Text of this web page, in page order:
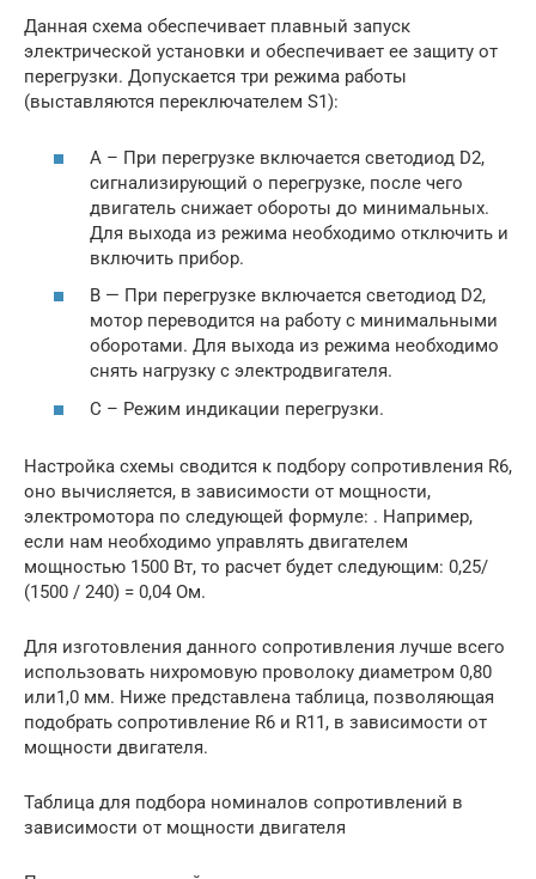
Данная схема обеспечивает плавный запуск
электрической установки и обеспечивает ее защиту от
перегрузки. Допускается три режима работы
(выставляются переключателем S1):
А – При перегрузке включается светодиод D2,
сигнализирующий о перегрузке, после чего
двигатель снижает обороты до минимальных.
Для выхода из режима необходимо отключить и
включить прибор.
В — При перегрузке включается светодиод D2,
мотор переводится на работу с минимальными
оборотами. Для выхода из режима необходимо
снять нагрузку с электродвигателя.
С – Режим индикации перегрузки.
Настройка схемы сводится к подбору сопротивления R6,
оно вычисляется, в зависимости от мощности,
электромотора по следующей формуле: . Например,
если нам необходимо управлять двигателем
мощностью 1500 Вт, то расчет будет следующим: 0,25/
(1500 / 240) = 0,04 Ом.
Для изготовления данного сопротивления лучше всего
использовать нихромовую проволоку диаметром 0,80
или1,0 мм. Ниже представлена таблица, позволяющая
подобрать сопротивление R6 и R11, в зависимости от
мощности двигателя.
Таблица для подбора номиналов сопротивлений в
зависимости от мощности двигателя